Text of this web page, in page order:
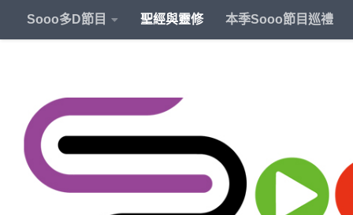
Sooo多D節目 聖經與靈修 本季Sooo節目巡禮